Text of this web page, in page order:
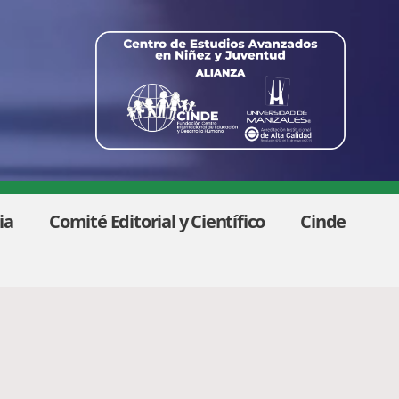
Comité Editorial y Científico Cinde